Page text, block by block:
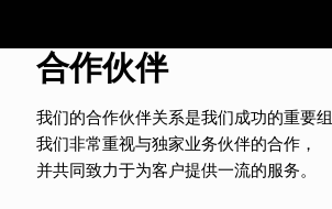
合作伙伴
我们的合作伙伴关系是我们成功的重要组
我们非常重视与独家业务伙伴的合作，
并共同致力于为客户提供一流的服务。
Laden der
Karte
akzeptiere
n Sie die